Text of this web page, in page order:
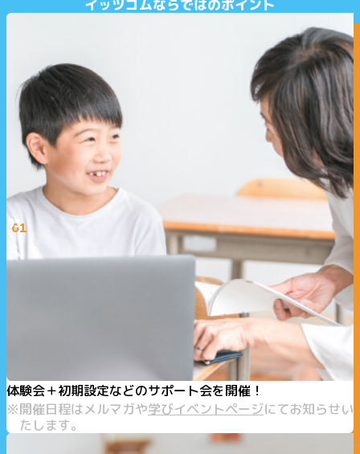
イッツコムならではのポイント
01
体験会＋初期設定などのサポート会を開催！
開催日程はメルマガや学びイベントページにてお知らせい
たします。